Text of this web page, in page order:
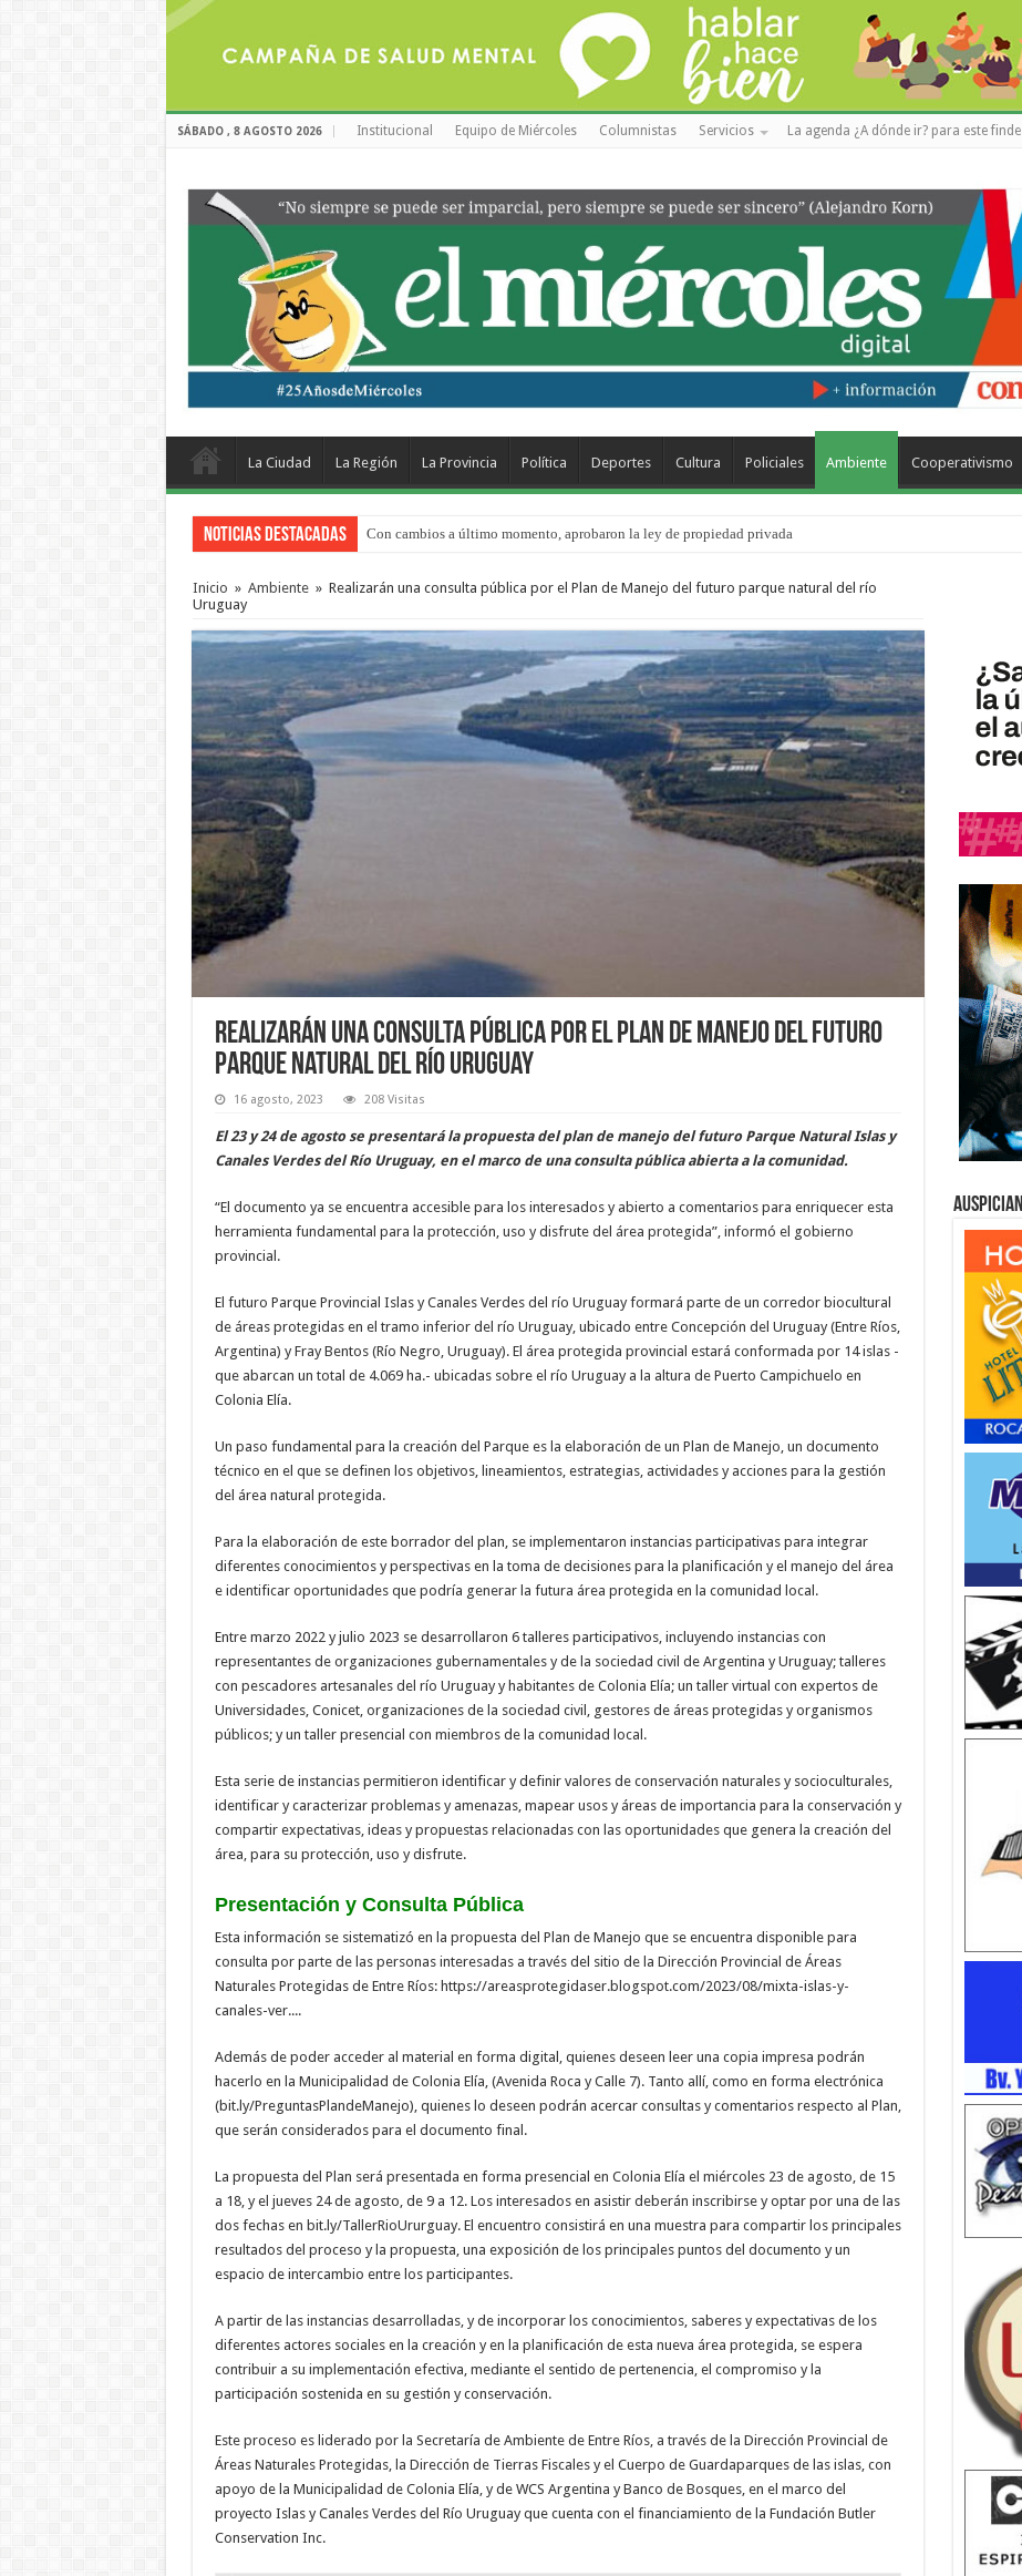
SÁBADO , 8 AGOSTO 2026 Institucional Equipo de Miércoles Columnistas Servicios La agenda ¿A dónde ir? para este finde
La Ciudad La Región La Provincia Política Deportes Cultura Policiales Ambiente Cooperativismo
Noticias Destacadas Con cambios a último momento, aprobaron la ley de propiedad privada
Inicio » Ambiente » Realizarán una consulta pública por el Plan de Manejo del futuro parque natural del río
Uruguay
Realizarán una consulta pública por el Plan de Manejo del futuro
parque natural del río Uruguay
16 agosto, 2023 208 Visitas
El 23 y 24 de agosto se presentará la propuesta del plan de manejo del futuro Parque Natural Islas y
Canales Verdes del Río Uruguay, en el marco de una consulta pública abierta a la comunidad.
“El documento ya se encuentra accesible para los interesados y abierto a comentarios para enriquecer esta
herramienta fundamental para la protección, uso y disfrute del área protegida”, informó el gobierno
provincial.
El futuro Parque Provincial Islas y Canales Verdes del río Uruguay formará parte de un corredor biocultural
de áreas protegidas en el tramo inferior del río Uruguay, ubicado entre Concepción del Uruguay (Entre Ríos,
Argentina) y Fray Bentos (Río Negro, Uruguay). El área protegida provincial estará conformada por 14 islas -
que abarcan un total de 4.069 ha.- ubicadas sobre el río Uruguay a la altura de Puerto Campichuelo en
Colonia Elía.
Un paso fundamental para la creación del Parque es la elaboración de un Plan de Manejo, un documento
técnico en el que se definen los objetivos, lineamientos, estrategias, actividades y acciones para la gestión
del área natural protegida.
Para la elaboración de este borrador del plan, se implementaron instancias participativas para integrar
diferentes conocimientos y perspectivas en la toma de decisiones para la planificación y el manejo del área
e identificar oportunidades que podría generar la futura área protegida en la comunidad local.
Entre marzo 2022 y julio 2023 se desarrollaron 6 talleres participativos, incluyendo instancias con
representantes de organizaciones gubernamentales y de la sociedad civil de Argentina y Uruguay; talleres
con pescadores artesanales del río Uruguay y habitantes de Colonia Elía; un taller virtual con expertos de
Universidades, Conicet, organizaciones de la sociedad civil, gestores de áreas protegidas y organismos
públicos; y un taller presencial con miembros de la comunidad local.
Esta serie de instancias permitieron identificar y definir valores de conservación naturales y socioculturales,
identificar y caracterizar problemas y amenazas, mapear usos y áreas de importancia para la conservación y
compartir expectativas, ideas y propuestas relacionadas con las oportunidades que genera la creación del
área, para su protección, uso y disfrute.
Presentación y Consulta Pública
Esta información se sistematizó en la propuesta del Plan de Manejo que se encuentra disponible para
consulta por parte de las personas interesadas a través del sitio de la Dirección Provincial de Áreas
Naturales Protegidas de Entre Ríos: https://areasprotegidaser.blogspot.com/2023/08/mixta-islas-y-
canales-ver....
Además de poder acceder al material en forma digital, quienes deseen leer una copia impresa podrán
hacerlo en la Municipalidad de Colonia Elía, (Avenida Roca y Calle 7). Tanto allí, como en forma electrónica
(bit.ly/PreguntasPlandeManejo), quienes lo deseen podrán acercar consultas y comentarios respecto al Plan,
que serán considerados para el documento final.
La propuesta del Plan será presentada en forma presencial en Colonia Elía el miércoles 23 de agosto, de 15
a 18, y el jueves 24 de agosto, de 9 a 12. Los interesados en asistir deberán inscribirse y optar por una de las
dos fechas en bit.ly/TallerRioUrurguay. El encuentro consistirá en una muestra para compartir los principales
resultados del proceso y la propuesta, una exposición de los principales puntos del documento y un
espacio de intercambio entre los participantes.
A partir de las instancias desarrolladas, y de incorporar los conocimientos, saberes y expectativas de los
diferentes actores sociales en la creación y en la planificación de esta nueva área protegida, se espera
contribuir a su implementación efectiva, mediante el sentido de pertenencia, el compromiso y la
participación sostenida en su gestión y conservación.
Este proceso es liderado por la Secretaría de Ambiente de Entre Ríos, a través de la Dirección Provincial de
Áreas Naturales Protegidas, la Dirección de Tierras Fiscales y el Cuerpo de Guardaparques de las islas, con
apoyo de la Municipalidad de Colonia Elía, y de WCS Argentina y Banco de Bosques, en el marco del
proyecto Islas y Canales Verdes del Río Uruguay que cuenta con el financiamiento de la Fundación Butler
Conservation Inc.
Auspician